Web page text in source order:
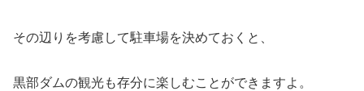
その辺りを考慮して駐車場を決めておくと、
黒部ダムの観光も存分に楽しむことができますよ。